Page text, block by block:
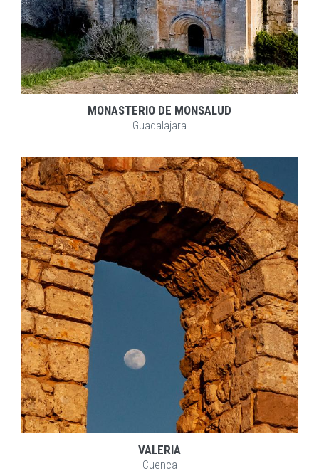
EXPLORAR ZOOM
MONASTERIO DE MONSALUD
Guadalajara
VALERIA
Cuenca